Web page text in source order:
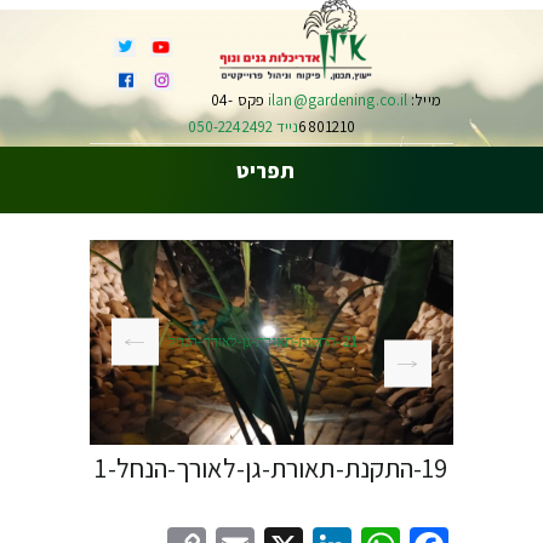
מייל:ilan@gardening.co.il
פקס 04-
6801210נייד 050-2242492
תפריט
21-התקנת-תאורת-גן-לאורך-הנחל
19-התקנת-תאורת-גן-לאורך-הנחל-1